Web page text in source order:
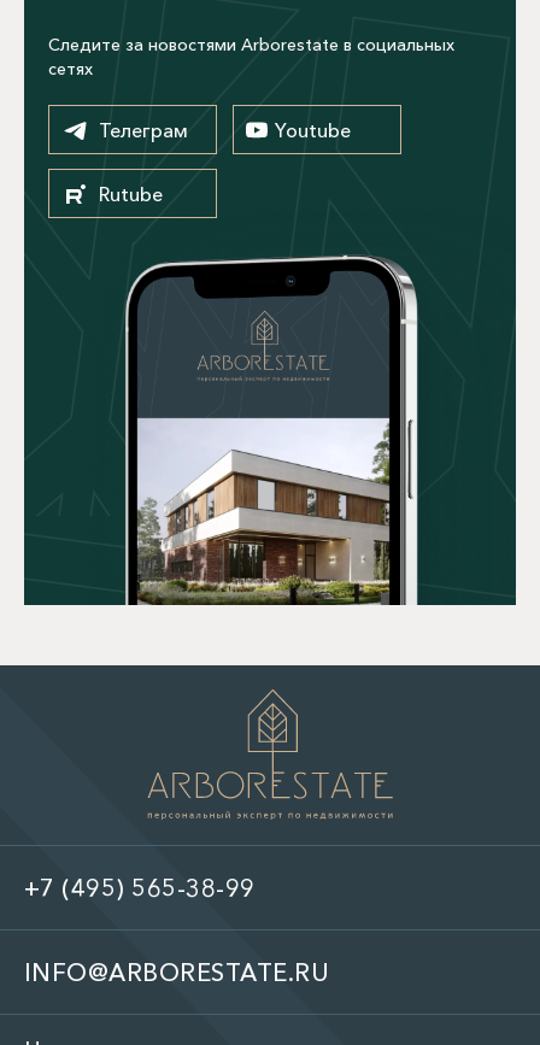
Следите за новостями Arborestate в социальных
сетях
Телеграм Youtube
Rutube
+7 (495) 565-38-99
INFO@ARBORESTATE.RU